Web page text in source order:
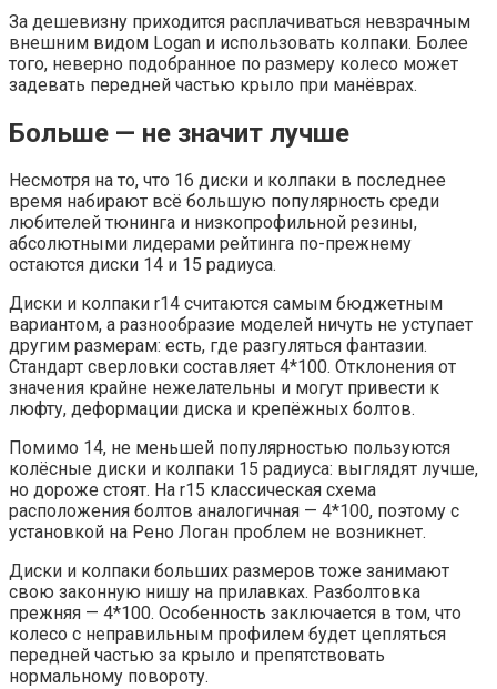
За дешевизну приходится расплачиваться невзрачным
внешним видом Logan и использовать колпаки. Более
того, неверно подобранное по размеру колесо может
задевать передней частью крыло при манёврах.
Больше — не значит лучше
Несмотря на то, что 16 диски и колпаки в последнее
время набирают всё большую популярность среди
любителей тюнинга и низкопрофильной резины,
абсолютными лидерами рейтинга по-прежнему
остаются диски 14 и 15 радиуса.
Диски и колпаки r14 считаются самым бюджетным
вариантом, а разнообразие моделей ничуть не уступает
другим размерам: есть, где разгуляться фантазии.
Стандарт сверловки составляет 4*100. Отклонения от
значения крайне нежелательны и могут привести к
люфту, деформации диска и крепёжных болтов.
Помимо 14, не меньшей популярностью пользуются
колёсные диски и колпаки 15 радиуса: выглядят лучше,
но дороже стоят. На r15 классическая схема
расположения болтов аналогичная — 4*100, поэтому с
установкой на Рено Логан проблем не возникнет.
Диски и колпаки больших размеров тоже занимают
свою законную нишу на прилавках. Разболтовка
прежняя — 4*100. Особенность заключается в том, что
колесо с неправильным профилем будет цепляться
передней частью за крыло и препятствовать
нормальному повороту.